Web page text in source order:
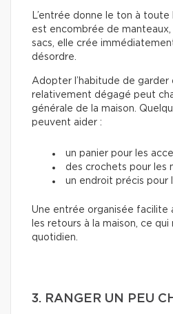
L’entrée donne le ton à toute
est encombrée de
sacs, elle crée
désordre.
Adopter l’habitude de garder
relativement dégagé peut
générale de la maison.
peuvent aider :
un panier pour les
des crochets pour les
un endroit précis pour
Une entrée organisée facilite
les retours à la maison, ce
quotidien.
3. RANGER UN PEU